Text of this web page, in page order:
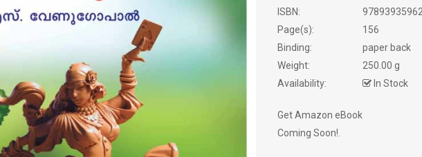
ISBN:
Page(s):
156
Binding:
paper back
Weight:
250.00 g
Availability:
In Stock
Get Amazon eBook
Coming Soon!.
SCREEN PLAY
SELF HELP
SERVICE STORY
SEXOLOGY